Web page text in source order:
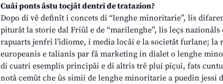
Cuâi ponts âstu tocjât dentri de tratazion?
Dopo di vê definît i concets di “lenghe minoritarie”, lis
piturât la storie dal Friûl e de “marilenghe”, lis leçs
rapuarts jenfri l’idiome, i media locâi e la societât furlane; la
europeanis e talianis par fâ marketing in dialet o lenghe
di cuatri esemplis principâi e di altris trê plui piçui, fats
notâ cemût che ûs simii de lenghe minoritarie a puedin jessi